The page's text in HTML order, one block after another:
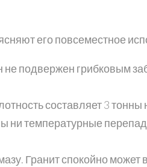
его повсеместное
подвержен грибковым
составляет 3 тонны
ни температурные
Гранит спокойно